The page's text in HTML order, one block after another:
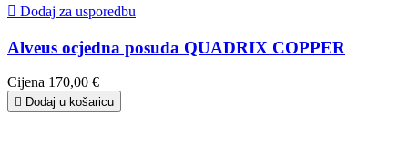
 Dodaj za usporedbu
Alveus ocjedna posuda QUADRIX COPPER
Cijena 170,00 €
 Dodaj u košaricu